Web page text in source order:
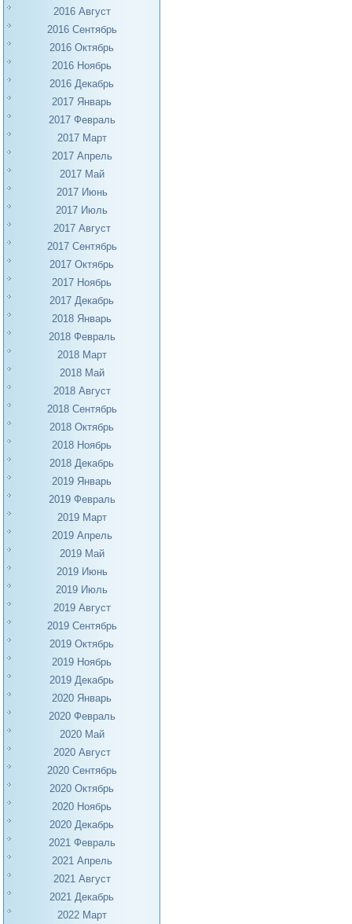
2016 Август
2016 Сентябрь
2016 Октябрь
2016 Ноябрь
2016 Декабрь
2017 Январь
2017 Февраль
2017 Март
2017 Апрель
2017 Май
2017 Июнь
2017 Июль
2017 Август
2017 Сентябрь
2017 Октябрь
2017 Ноябрь
2017 Декабрь
2018 Январь
2018 Февраль
2018 Март
2018 Май
2018 Август
2018 Сентябрь
2018 Октябрь
2018 Ноябрь
2018 Декабрь
2019 Январь
2019 Февраль
2019 Март
2019 Апрель
2019 Май
2019 Июнь
2019 Июль
2019 Август
2019 Сентябрь
2019 Октябрь
2019 Ноябрь
2019 Декабрь
2020 Январь
2020 Февраль
2020 Май
2020 Август
2020 Сентябрь
2020 Октябрь
2020 Ноябрь
2020 Декабрь
2021 Февраль
2021 Апрель
2021 Август
2021 Декабрь
2022 Март